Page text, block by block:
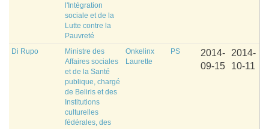
l'Intégration
sociale et de la
Lutte contre la
Pauvreté
Di Rupo
Ministre des
Affaires sociales
et de la Santé
publique, chargé
de Beliris et des
Institutions
culturelles
fédérales, des
Onkelinx
Laurette
PS
2014-
09-15
2014-
10-11